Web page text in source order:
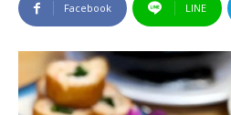
Facebook LINE